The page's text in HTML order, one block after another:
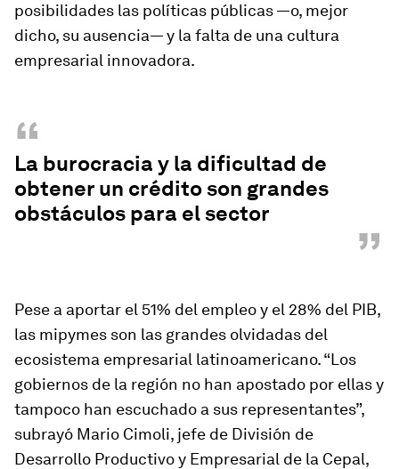
posibilidades las políticas públicas —o, mejor
dicho, su ausencia— y la falta de una cultura
empresarial innovadora.
“
La burocracia y la dificultad de
obtener un crédito son grandes
obstáculos para el sector
”
Pese a aportar el 51% del empleo y el 28% del PIB,
las mipymes son las grandes olvidadas del
ecosistema empresarial latino­americano. “Los
gobiernos de la región no han apostado por ellas y
tampoco han escuchado a sus representantes”,
subrayó Mario Cimoli, jefe de División de
Desarrollo Productivo y Empresarial de la Cepal,